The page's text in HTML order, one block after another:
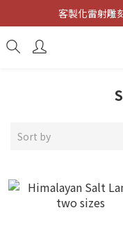
客製化雷射雕
客製化雷射雕
避邪防小
Sort by